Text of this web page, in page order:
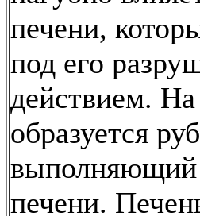
печени,
под его
действием.
образуется
печени.